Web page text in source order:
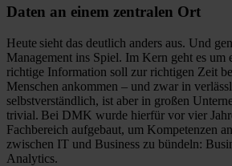
Daten an einem zentralen Ort
Heute sieht das deutlich anders aus. Und
Management ins Spiel. Im Kern geht es um
richtige Information soll zur richtigen Zeit
Menschen ankommen – und zwar in
selbstverständlich, ist aber in großen
trivial. Bei DMK wurde hierfür vor vier
Fachbereich aufgebaut, um Kompetenzen
zwischen IT und Business zu bündeln:
Analytics.